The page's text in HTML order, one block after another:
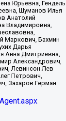
Юрьевна, Гендель
Шуманов Илья
Анатолий
Владимировна,
Маркович, Бахмин
Дарья
Анна Дмитриевна,
Александрович,
Левинсон Лев
Петрович,
Захаров Герман